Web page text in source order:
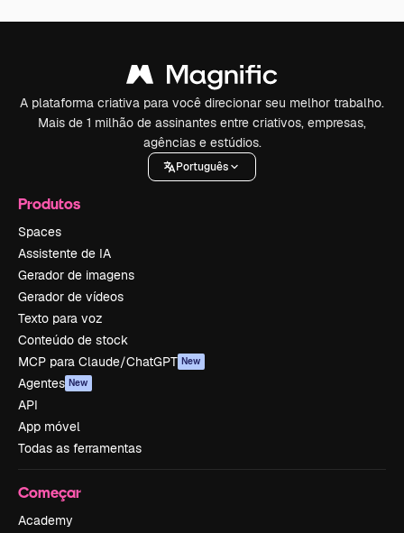
A plataforma criativa para você direcionar seu melhor trabalho.
Mais de 1 milhão de assinantes entre criativos, empresas,
agências e estúdios.
Português
Produtos
Spaces
Assistente de IA
Gerador de imagens
Gerador de vídeos
Texto para voz
Conteúdo de stock
MCP para Claude/ChatGPT New
Agentes New
API
App móvel
Todas as ferramentas
Começar
Academy